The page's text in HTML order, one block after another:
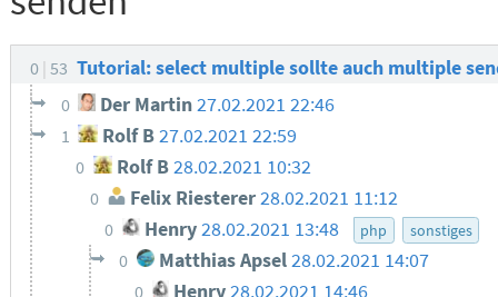
0 53 Tutorial: select multiple sollte auch multiple
0 Der Martin27.02.2021 22:46
1 Rolf B27.02.2021 22:59
0 Rolf B28.02.2021 10:32
0 Felix Riesterer28.02.2021 11:12
0 Henry28.02.2021 13:48 php sonstiges
0 Matthias Apsel28.02.2021 14:07
0 Henry28.02.2021 14:46